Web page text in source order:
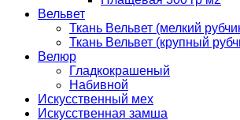
Вельвет
Ткань Вельвет (мелкий
Ткань Вельвет (крупный
Велюр
Гладкокрашеный
Набивной
Искусственный мех
Искусственная замша